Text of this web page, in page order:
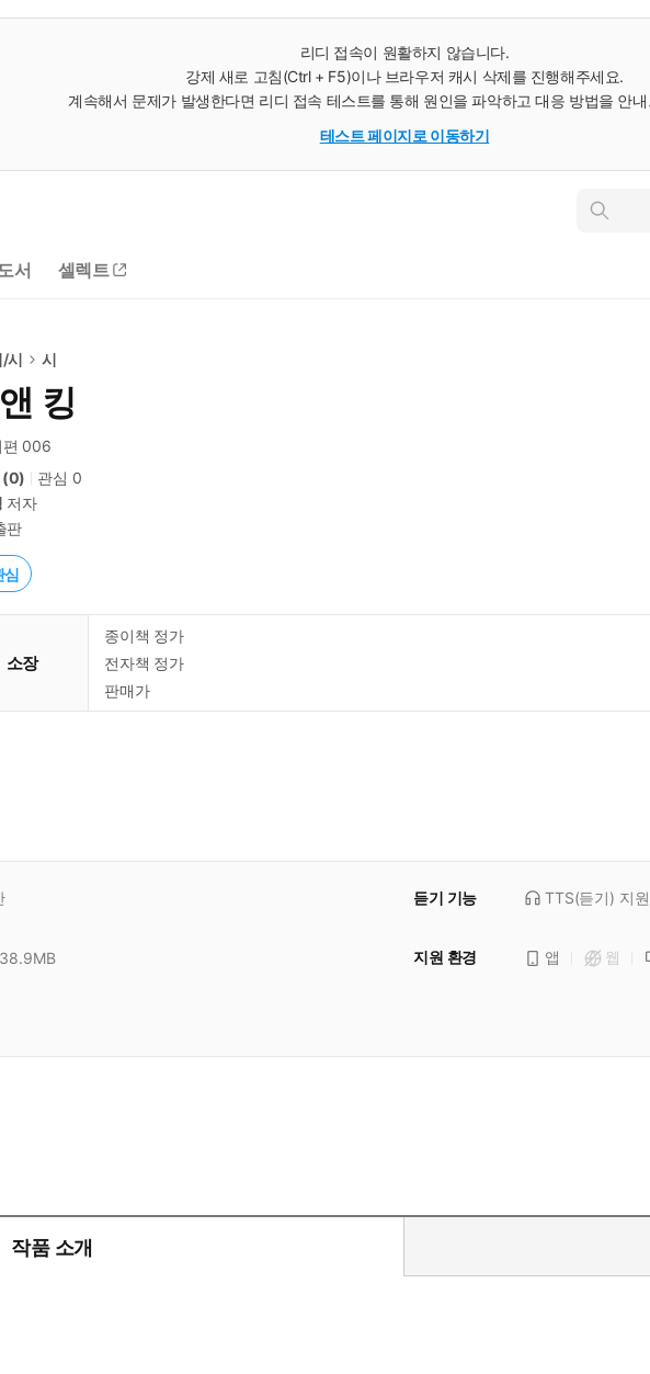
리디 접속이 원활하지 않습니다.
강제 새로 고침(Ctrl + F5)이나 브라우저 캐시 삭제를 진행해주세요.
계속해서 문제가 발생한다면 리디 접속 테스트를 통해 원인을 파악하고 대응 방법을 안
테스트 페이지로 이동하기
인
서 셀렉트
시 시
킹
편 006
(0) 관심 0
저자
판
심
소장
종이책 정가
전자책 정가
판매가
듣기 기능 TTS(듣기) 지원
38.9MB 지원 환경 앱
웹
작품 소개